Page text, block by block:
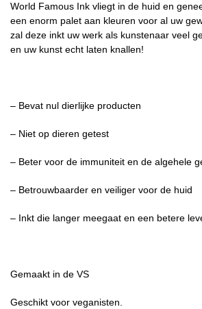
World Famous Ink vliegt in de huid en
een enorm palet aan kleuren voor al uw
zal deze inkt uw werk als kunstenaar veel
en uw kunst echt laten knallen!
– Bevat nul dierlijke producten
– Niet op dieren getest
– Beter voor de immuniteit en de algehele
– Betrouwbaarder en veiliger voor de huid
– Inkt die langer meegaat en een betere
Gemaakt in de VS
Geschikt voor veganisten.